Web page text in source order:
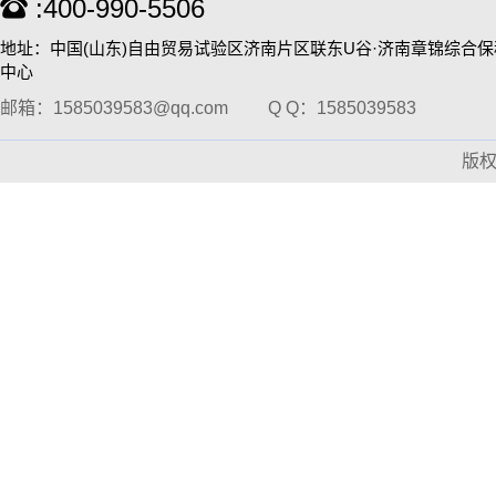
:400-990-5506
地址：中国(山东)自由贸易试验区济南片区联东U谷·济南章锦综合
中心
邮箱：1585039583@qq.com
Q Q：1585039583
版